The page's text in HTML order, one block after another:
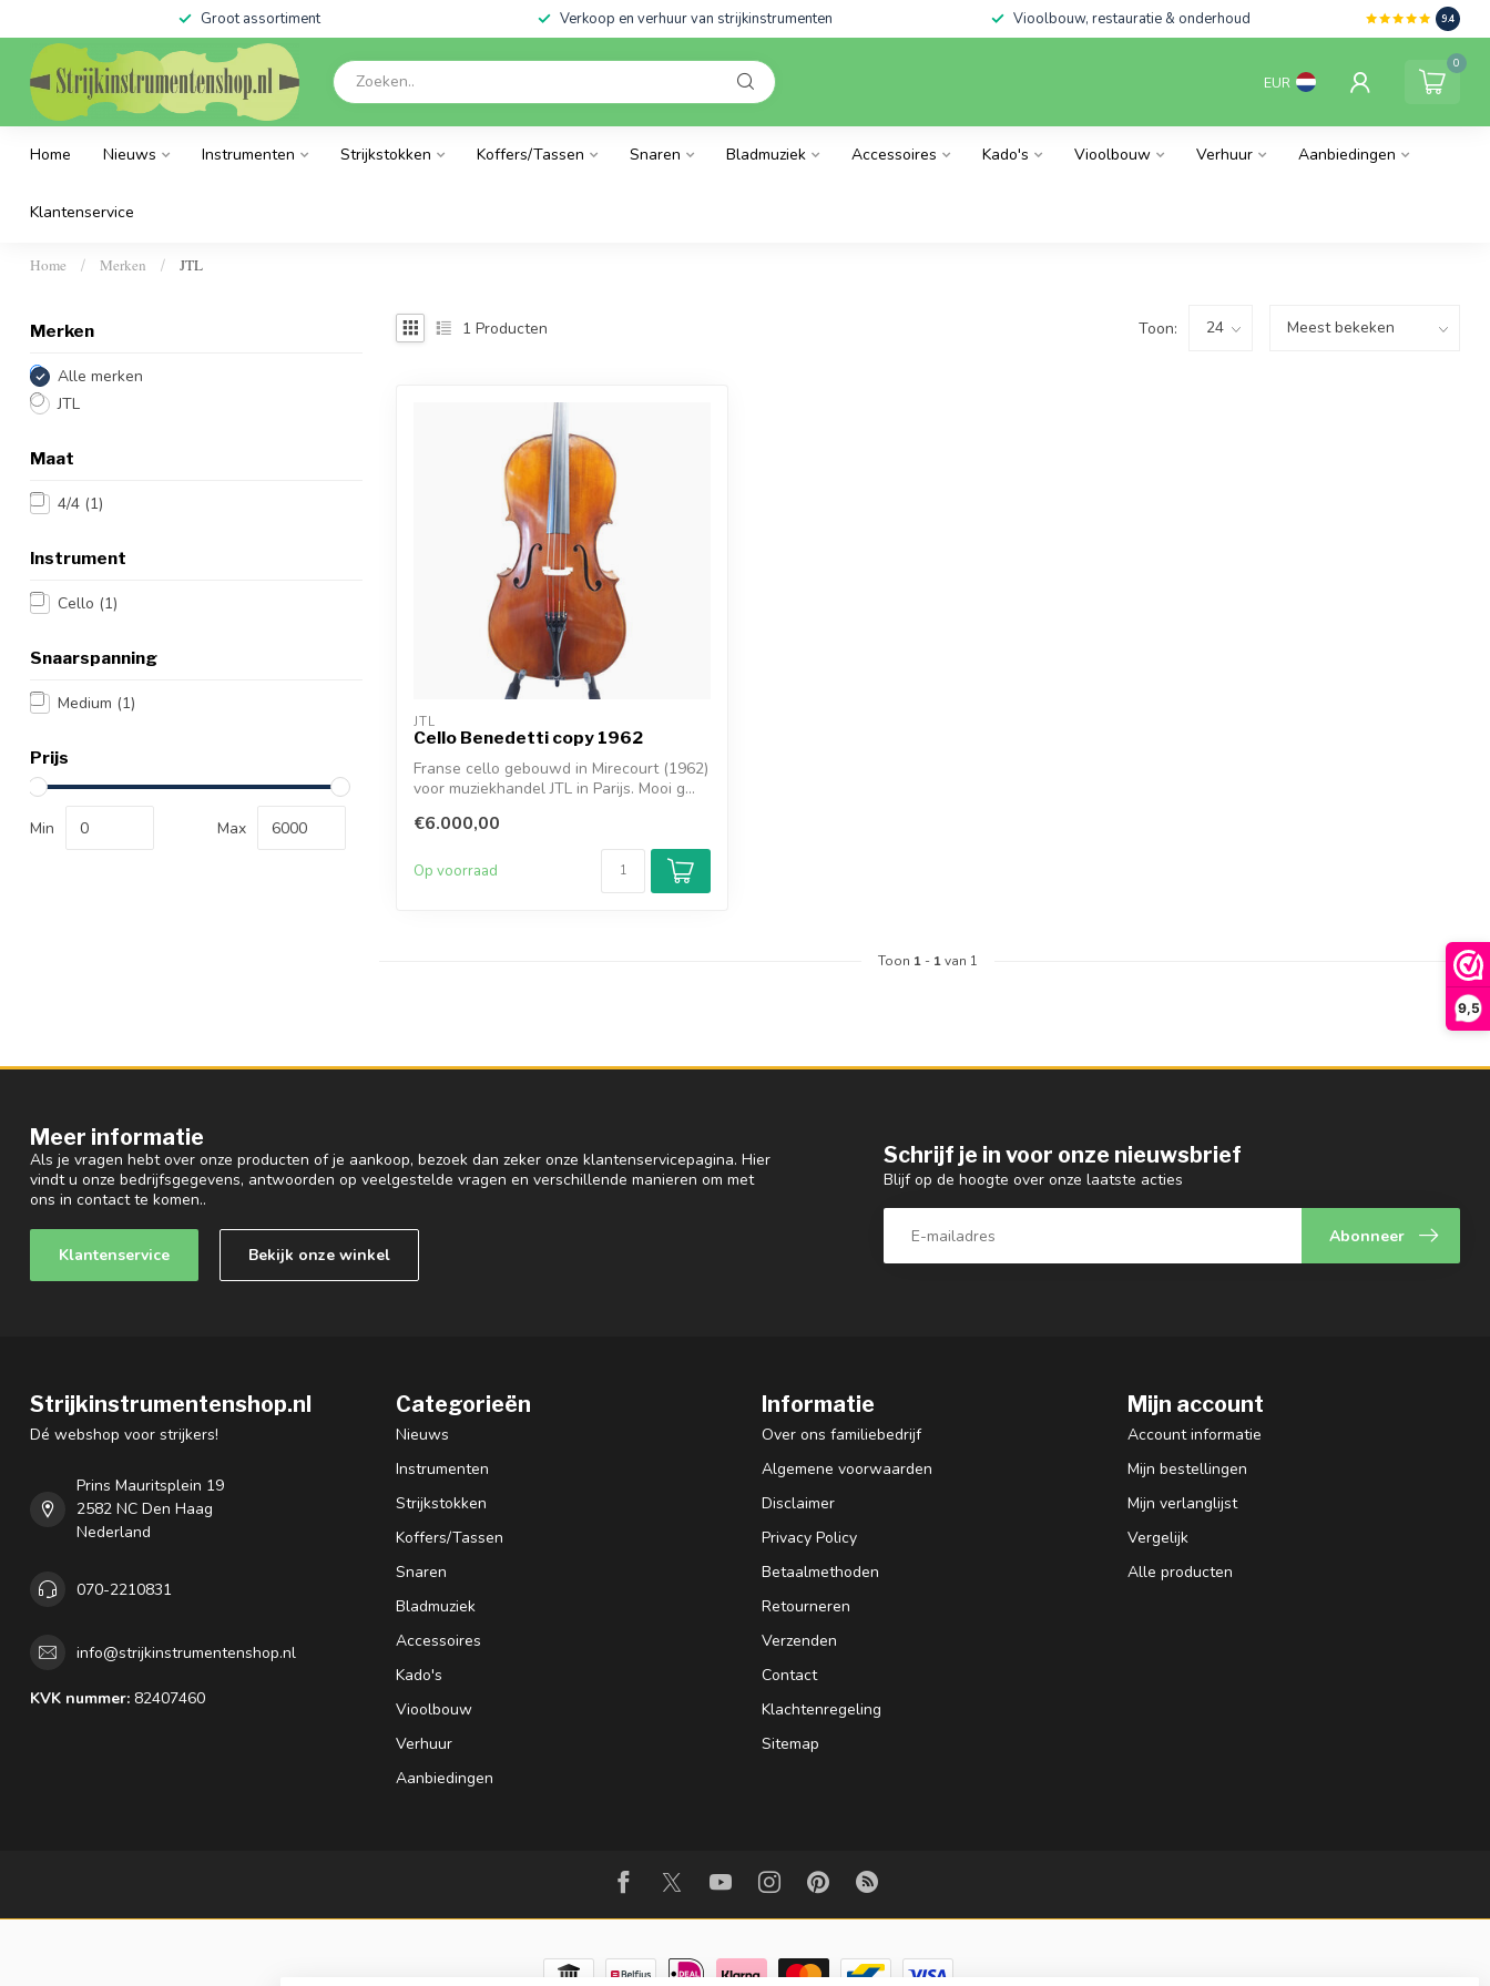
9,5
Groot assortiment Verkoop en verhuur van strijkinstrumenten Vioolbouw, restauratie & onderhoud 9.4
EUR
0
Home Nieuws Instrumenten Strijkstokken Koffers/Tassen Snaren Bladmuziek Accessoires Kado's Vioolbouw Verhuur Aanbiedingen
Klantenservice
Home / Merken / JTL
Merken
Alle merken
JTL
Maat
4/4 (1)
Instrument
Cello (1)
Snaarspanning
Medium (1)
Prijs
Min Max
1 Producten Toon:
JTL
Cello Benedetti copy 1962
Franse cello gebouwd in Mirecourt (1962)
voor muziekhandel JTL in Parijs. Mooi g...
€6.000,00
Op voorraad
Toon 1 - 1van 1
Meer informatie
Als je vragen hebt over onze producten of je aankoop, bezoek dan zeker onze klantenservicepagina. Hier
vindt u onze bedrijfsgegevens, antwoorden op veelgestelde vragen en verschillende manieren om met
ons in contact te komen..
Klantenservice Bekijk onze winkel
Schrijf je in voor onze nieuwsbrief
Blijf op de hoogte over onze laatste acties
Abonneer
Strijkinstrumentenshop.nl
Dé webshop voor strijkers!
Prins Mauritsplein 19
2582 NC Den Haag
Nederland
070-2210831
info@strijkinstrumentenshop.nl
KVK nummer: 82407460
Categorieën
Nieuws
Instrumenten
Strijkstokken
Koffers/Tassen
Snaren
Bladmuziek
Accessoires
Kado's
Vioolbouw
Verhuur
Aanbiedingen
Informatie
Over ons familiebedrijf
Algemene voorwaarden
Disclaimer
Privacy Policy
Betaalmethoden
Retourneren
Verzenden
Contact
Klachtenregeling
Sitemap
Mijn account
Account informatie
Mijn bestellingen
Mijn verlanglijst
Vergelijk
Alle producten